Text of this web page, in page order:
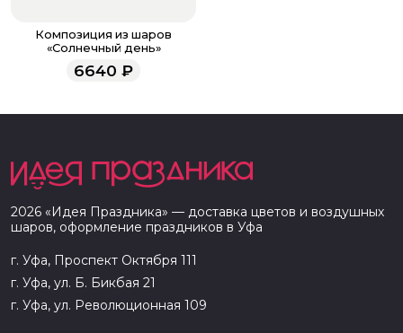
Композиция из шаров
«Солнечный день»
6640 ₽
2026 «Идея Праздника» — доставка цветов и воздушных
шаров, оформление праздников в Уфа
г. Уфа, Проспект Октября 111
г. Уфа, ул. Б. Бикбая 21
г. Уфа, ул. Революционная 109